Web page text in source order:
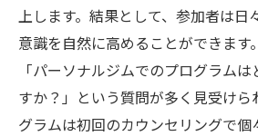
トレーニングの効果を最大
夫
トレーナーとのコミュニ
らす安心感
上します。結果として、参加者は日
意識を自然に高めることができます
「パーソナルジムでのプログラム
すか？」という質問が多く見受けら
グラムは初回のカウンセリングで個